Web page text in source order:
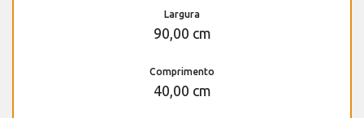
Largura
90,00 cm
Comprimento
40,00 cm